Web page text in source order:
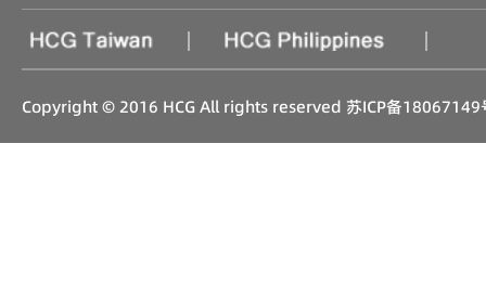
| |
Copyright © 2016 HCG All rights reserved 苏ICP备